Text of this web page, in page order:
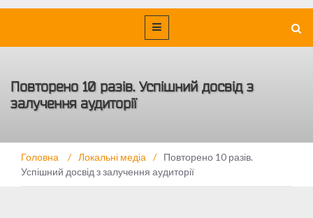
Повторено 10 разів. Успішний досвід з
залучення аудиторії
Головна / Локальні медіа /
Повторено 10 разів.
Успішний досвід з залучення аудиторії